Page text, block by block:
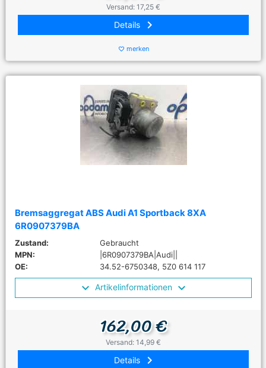
Versand: 17,25 €
Details keyboard_arrow_right
favorite_border merken
Bremsaggregat ABS Audi A1 Sportback 8XA
6R0907379BA
Zustand:
Gebraucht
MPN:
|6R0907379BA|Audi||
OE:
34.52-6750348, 5Z0 614 117
Artikelinformationen
162,00 €
Versand: 14,99 €
Details keyboard_arrow_right